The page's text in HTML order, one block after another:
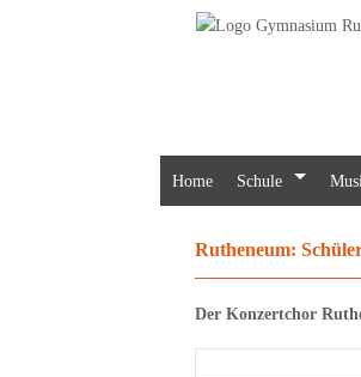
Home Schule
Rutheneum:
Der Konzertchor